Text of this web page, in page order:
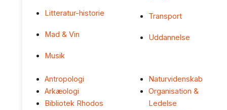
Litteratur-historie
Mad & Vin
Musik
Transport
Uddannelse
Antropologi
Arkæologi
Bibliotek Rhodos
Naturvidenskab
Organisation &
Ledelse